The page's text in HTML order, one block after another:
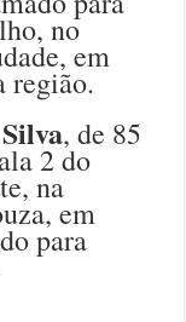
no
em
região.
, de 85
2 do
na
em
para